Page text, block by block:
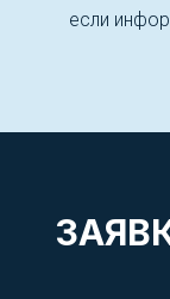
если